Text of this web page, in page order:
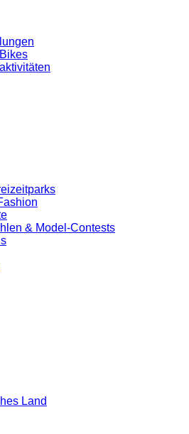
& Model-Contests
Land